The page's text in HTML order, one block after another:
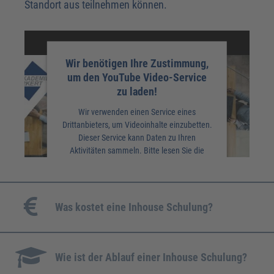
Standort aus teilnehmen können.
Wir benötigen Ihre Zustimmung,
um den YouTube Video-Service
zu laden!
Wir verwenden einen Service eines
Drittanbieters, um Videoinhalte einzubetten.
Dieser Service kann Daten zu Ihren
Aktivitäten sammeln. Bitte lesen Sie die
MEHR INFORMATIONEN
Was kostet eine Inhouse Schulung?
Faktoren sind Teilnehmerzahlen und Umfang der
Wie ist der Ablauf einer Inhouse Schulung?